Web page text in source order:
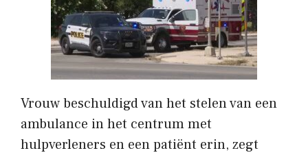
Vrouw beschuldigd van het stelen van een
ambulance in het centrum met
hulpverleners en een patiënt erin, zegt